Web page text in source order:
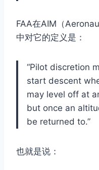
FAA在AIM（
中对它的定义是：
“Pilot discretion
start descent
may level off at
but once an
be returned to.”
也就是说：